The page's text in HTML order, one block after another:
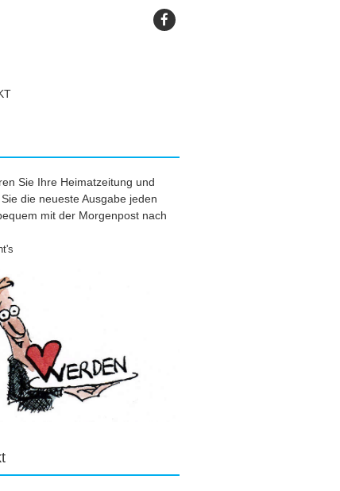
Sie Ihre Heimatzeitung und
die neueste Ausgabe jeden
mit der Morgenpost nach